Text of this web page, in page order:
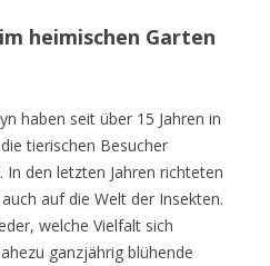
heimischen Garten
haben seit über 15 Jahren in
tierischen Besucher
den letzten Jahren richteten
auf die Welt der Insekten.
welche Vielfalt sich
ganzjährig blühende